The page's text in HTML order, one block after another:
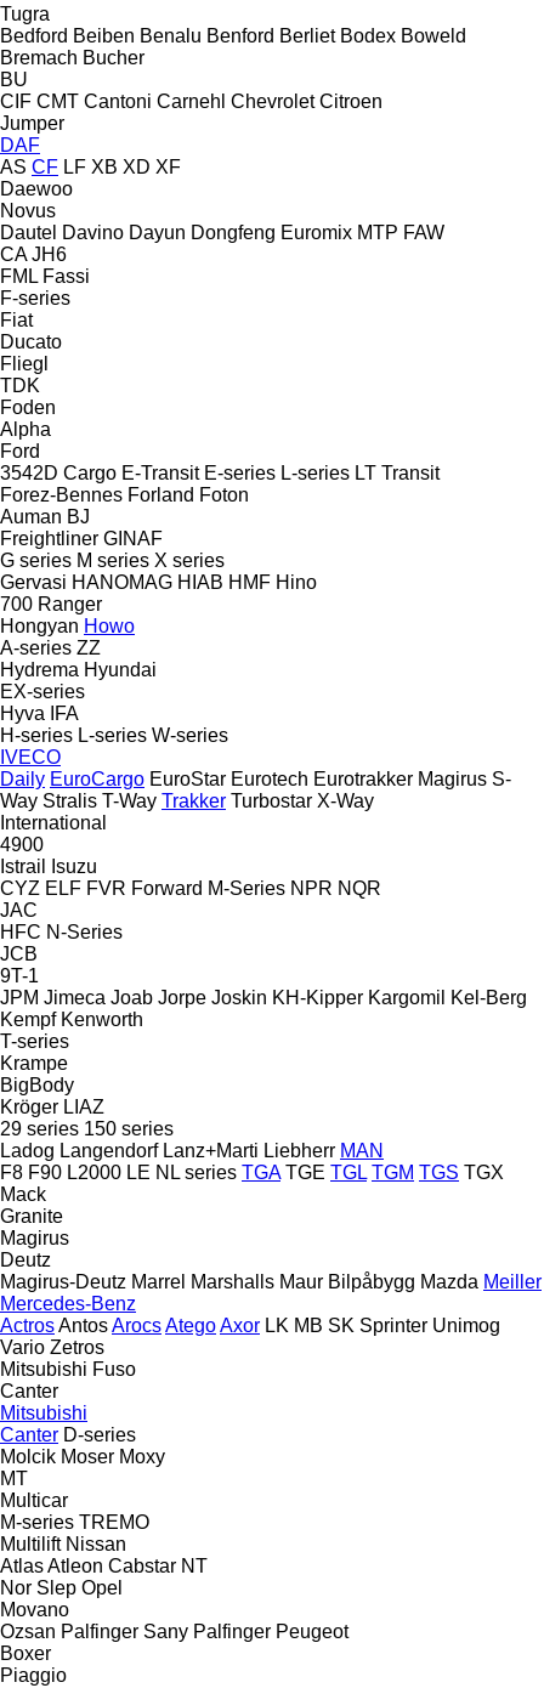
Tugra
Bedford Beiben Benalu Benford Berliet Bodex Boweld
Bremach Bucher
BU
CIF CMT Cantoni Carnehl Chevrolet Citroen
Jumper
DAF
AS CF LF XB XD XF
Daewoo
Novus
Dautel Davino Dayun Dongfeng Euromix MTP FAW
CA JH6
FML Fassi
F-series
Fiat
Ducato
Fliegl
TDK
Foden
Alpha
Ford
3542D Cargo E-Transit E-series L-series LT Transit
Forez-Bennes Forland Foton
Auman BJ
Freightliner GINAF
G series M series X series
Gervasi HANOMAG HIAB HMF Hino
700 Ranger
Hongyan Howo
A-series ZZ
Hydrema Hyundai
EX-series
Hyva
IFA
H-series L-series W-series
IVECO
Daily EuroCargo EuroStar Eurotech Eurotrakker Magirus S-
Way Stralis T-Way Trakker Turbostar X-Way
International
4900
Istrail
Isuzu
CYZ ELF FVR Forward M-Series NPR NQR
JAC
HFC N-Series
JCB
9T-1
JPM Jimeca Joab Jorpe Joskin KH-Kipper Kargomil
Kel-Berg
Kempf Kenworth
T-series
Krampe
BigBody
Kröger LIAZ
29 series 150 series
Ladog Langendorf Lanz+Marti Liebherr MAN
F8 F90 L2000 LE NL series TGA TGE TGL TGM TGS TGX
Mack
Granite
Magirus
Deutz
Magirus-Deutz Marrel Marshalls Maur Bilpåbygg Mazda Meiller
Mercedes-Benz
ActrosAntosArocsAtegoAxor LK MB SK Sprinter Unimog
Vario Zetros
Mitsubishi Fuso
Canter
Mitsubishi
Canter D-series
Molcik Moser Moxy
MT
Multicar
M-series TREMO
Multilift Nissan
AtlasAtleon Cabstar NT
Nor Slep Opel
Movano
Ozsan Palfinger Sany Palfinger Peugeot
Boxer
Piaggio